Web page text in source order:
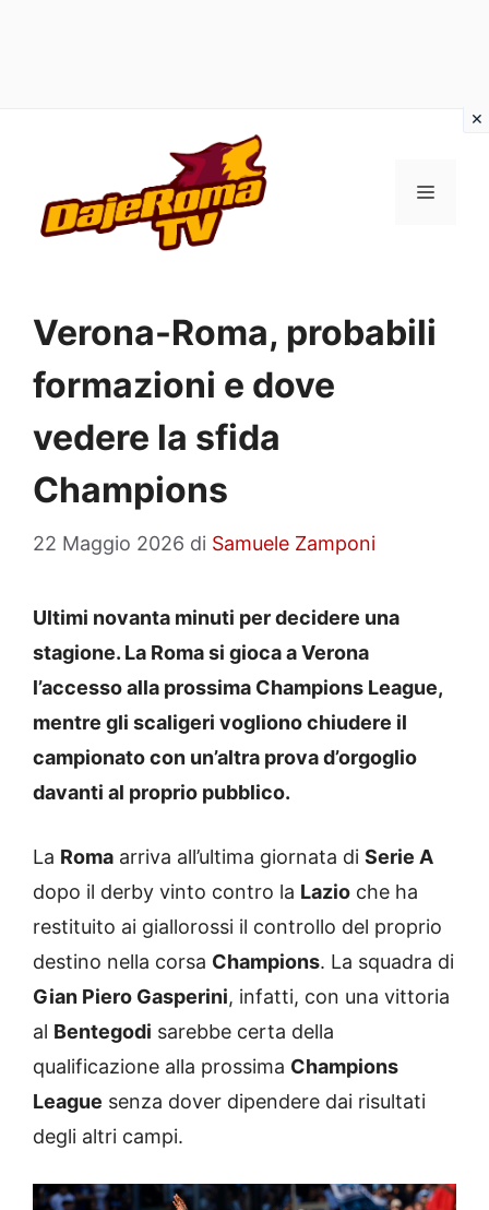
contenuto
MENU
Verona-Roma, probabili
formazioni e dove
vedere la sfida
Champions
22 Maggio 2026 di Samuele Zamponi
Ultimi novanta minuti per decidere una
stagione. La Roma si gioca a Verona
l’accesso alla prossima Champions League,
mentre gli scaligeri vogliono chiudere il
campionato con un’altra prova d’orgoglio
davanti al proprio pubblico.
La Roma arriva all’ultima giornata di Serie A
dopo il derby vinto contro la Lazio che ha
restituito ai giallorossi il controllo del proprio
destino nella corsa Champions. La squadra di
Gian Piero Gasperini, infatti, con una vittoria
al Bentegodi sarebbe certa della
qualificazione alla prossima Champions
League senza dover dipendere dai risultati
degli altri campi.